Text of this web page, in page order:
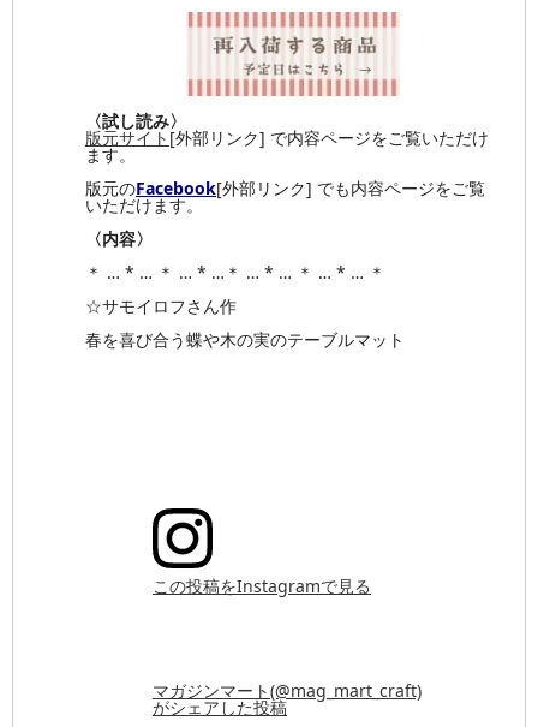
〈試し読み〉
版元サイト [外部リンク] で内容ページをご覧いただけ
ます。
版元のFacebook[外部リンク] でも内容ページをご覧
いただけます。
〈内容〉
＊ … * … ＊ … * …＊ … * … ＊ … * … ＊
☆サモイロフさん作
春を喜び合う蝶や木の実のテーブルマット
この投稿をInstagramで見る
マガジンマート(@mag_mart_craft)
がシェアした投稿